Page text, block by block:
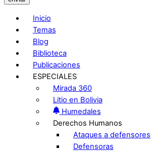
Inicio
Temas
Blog
Biblioteca
Publicaciones
ESPECIALES
Mirada 360
Litio en Bolivia
Humedales
Derechos Humanos
Ataques a defensores
Defensoras